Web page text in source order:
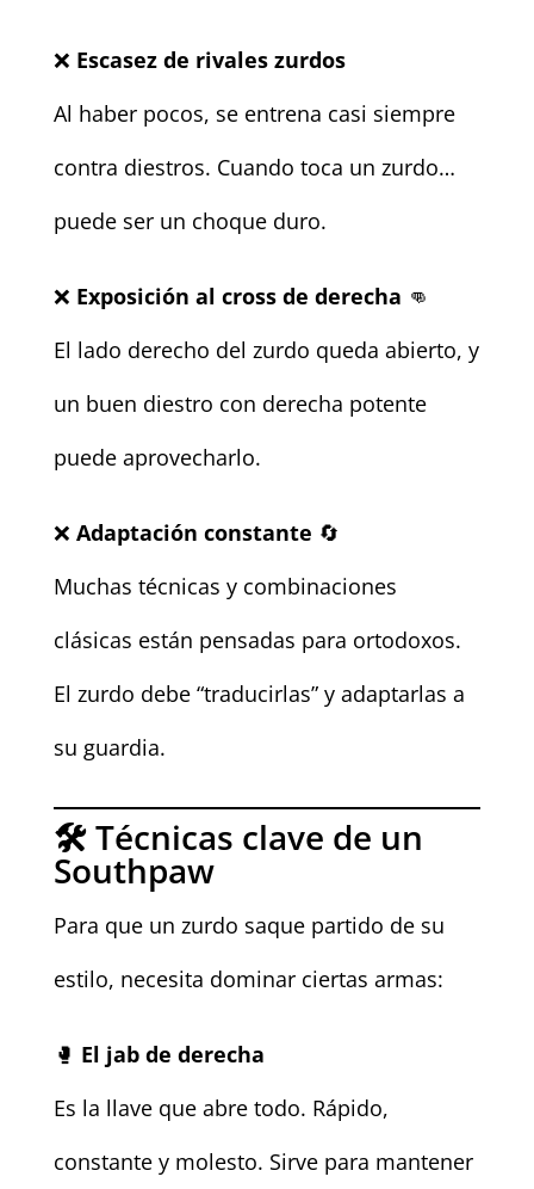
❌ Escasez de rivales zurdos
Al haber pocos, se entrena casi siempre
contra diestros. Cuando toca un zurdo…
puede ser un choque duro.
❌ Exposición al cross de derecha 👊
El lado derecho del zurdo queda abierto, y
un buen diestro con derecha potente
puede aprovecharlo.
❌ Adaptación constante 🔄
Muchas técnicas y combinaciones
clásicas están pensadas para ortodoxos.
El zurdo debe “traducirlas” y adaptarlas a
su guardia.
🛠️ Técnicas clave de un
Southpaw
Para que un zurdo saque partido de su
estilo, necesita dominar ciertas armas:
🥊 El jab de derecha
Es la llave que abre todo. Rápido,
constante y molesto. Sirve para mantener